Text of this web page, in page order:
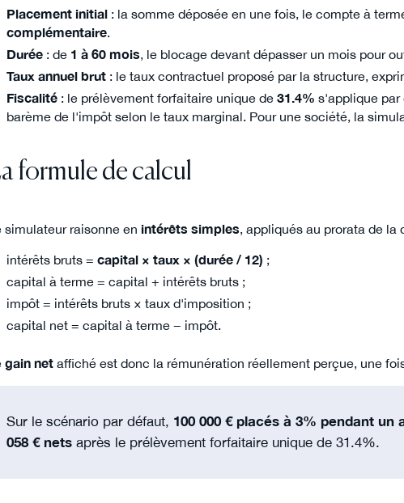
Placement initial: la somme déposée en une fois, le compte à
complémentaire.
Durée: de 1 à 60 mois, le blocage devant dépasser un mois pour
Taux annuel brut: le taux contractuel proposé par la structure,
Fiscalité: le prélèvement forfaitaire unique de 31.4% s'applique par
barème de l'impôt selon le taux marginal. Pour une société, la
formule de calcul
simulateur raisonne en intérêts simples, appliqués au prorata de la
intérêts bruts = capital × taux × (durée / 12) ;
capital à terme = capital + intérêts bruts ;
impôt = intérêts bruts × taux d'imposition ;
capital net = capital à terme − impôt.
gain net affiché est donc la rémunération réellement perçue, une
Sur le scénario par défaut, 100 000 € placés à 3% pendant un
058 € netsaprès le prélèvement forfaitaire unique de 31.4%.